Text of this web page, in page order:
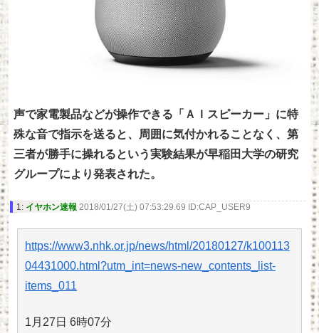
声で家電製品などが操作できる「ＡＩスピーカー」に特
殊な音で指示を送ると、周囲に気付かれることなく、第
三者が勝手に操れるという実験結果が早稲田大学の研究
グループにより発表された。
1: イヤホン速報 2018/01/27(土) 07:53:29.69 ID:CAP_USER9
https://www3.nhk.or.jp/news/html/20180127/k100113
04431000.html?utm_int=news-new_contents_list-
items_011
1月27日 6時07分